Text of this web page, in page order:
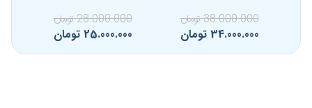
38.000.000تومان
34.000.000 تومان
28.000.000تومان
25.000.000 تومان